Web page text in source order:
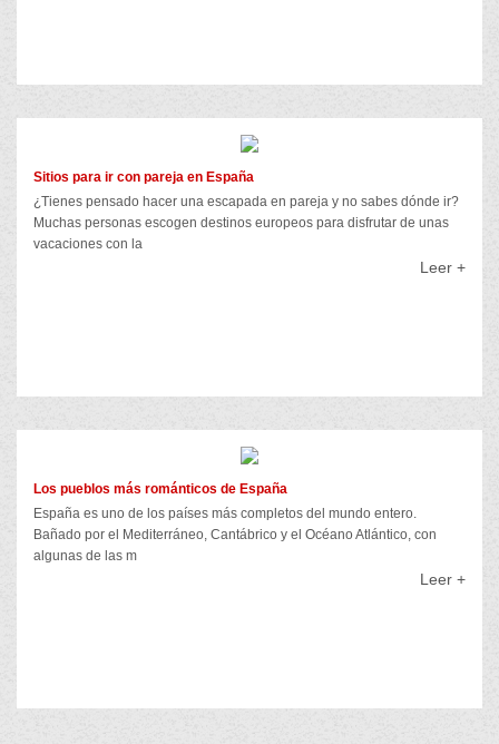
Sitios para ir con pareja en España
¿Tienes pensado hacer una escapada en pareja y no sabes dónde ir?
Muchas personas escogen destinos europeos para disfrutar de unas
vacaciones con la
Leer +
Los pueblos más románticos de España
España es uno de los países más completos del mundo entero.
Bañado por el Mediterráneo, Cantábrico y el Océano Atlántico, con
algunas de las m
Leer +